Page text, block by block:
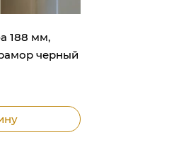
188 мм,
черный